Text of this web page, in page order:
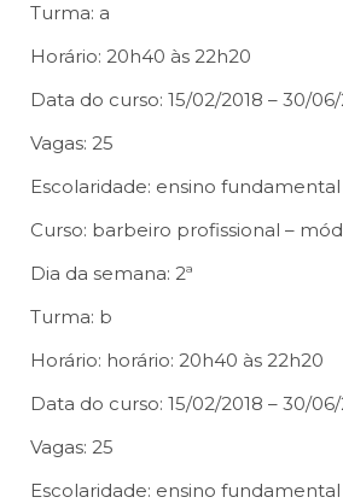
Turma: a
Horário: 20h40 às 22h20
Data do curso: 15/02/2018 – 30/06/
Vagas: 25
Escolaridade: ensino
Curso: barbeiro profissional –
Dia da semana: 2ª
Turma: b
Horário: horário: 20h40 às 22h20
Data do curso: 15/02/2018 – 30/06/
Vagas: 25
Escolaridade: ensino